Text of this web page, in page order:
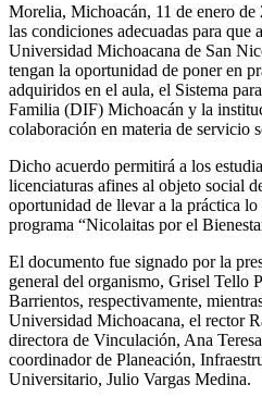
Morelia, Michoacán, 11 de enero
las condiciones adecuadas para que
Universidad Michoacana de San
tengan la oportunidad de poner en
adquiridos en el aula, el Sistema
Familia (DIF) Michoacán y la
colaboración en materia de servicio
Dicho acuerdo permitirá a los
licenciaturas afines al objeto social
oportunidad de llevar a la práctica
programa “Nicolaitas por el
El documento fue signado por la
general del organismo, Grisel Tello
Barrientos, respectivamente,
Universidad Michoacana, el rector
directora de Vinculación, Ana
coordinador de Planeación,
Universitario, Julio Vargas Medina.